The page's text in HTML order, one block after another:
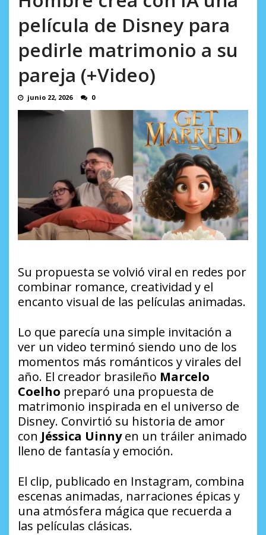
película de Disney para
pedirle matrimonio a su
pareja (+Video)
junio 22, 2026 0
Su propuesta se volvió viral en redes por
combinar romance, creatividad y el
encanto visual de las películas animadas.
Lo que parecía una simple invitación a
ver un video terminó siendo uno de los
momentos más románticos y virales del
año. El creador brasileño Marcelo
Coelho preparó una propuesta de
matrimonio inspirada en el universo de
Disney. Convirtió su historia de amor
con Jéssica Uinnyen un tráiler animado
lleno de fantasía y emoción.
El clip, publicado en Instagram, combina
escenas animadas, narraciones épicas y
una atmósfera mágica que recuerda a
las películas clásicas.